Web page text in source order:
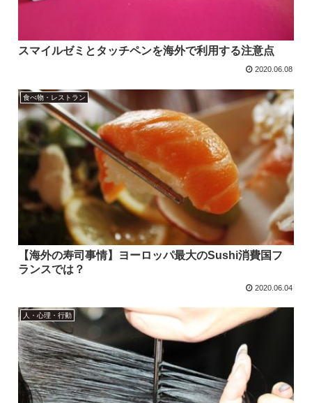
スマイルゼミとタッチペンを海外で利用する注意点
2020.06.08
食べ物・レストラン
【海外の寿司事情】ヨーロッパ最大のSushi消費国フ
ランスでは？
2020.06.04
人・心理・行動